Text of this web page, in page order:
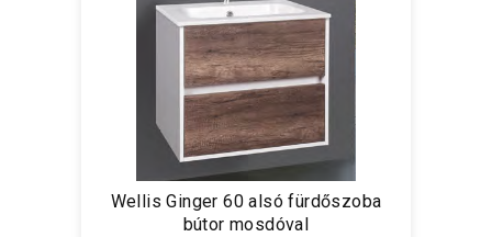
Wellis Ginger 60 alsó fürdőszoba
bútor mosdóval